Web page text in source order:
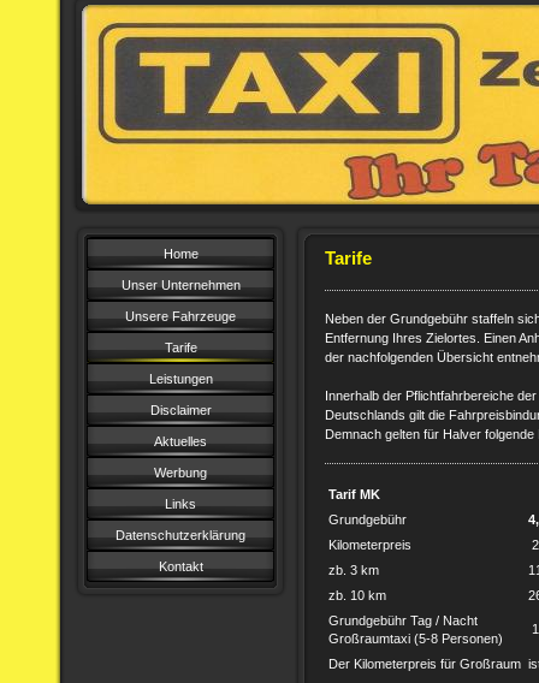
Home
Unser Unternehmen
Unsere Fahrzeuge
Tarife
Leistungen
Disclaimer
Aktuelles
Werbung
Links
Datenschutzerklärung
Kontakt
Tarife
Neben der Grundgebühr staffeln
Entfernung Ihres Zielortes. Einen
der nachfolgenden Übersicht
Innerhalb der Pflichtfahrbereiche
Deutschlands gilt die
Demnach gelten für Halver folgende
Tarif MK
Grundgebühr
Kilometerpreis
zb. 3 km
zb. 10 km
Grundgebühr Tag / Nacht
Großraumtaxi (5-8 Personen)
Der Kilometerpreis für Großraum